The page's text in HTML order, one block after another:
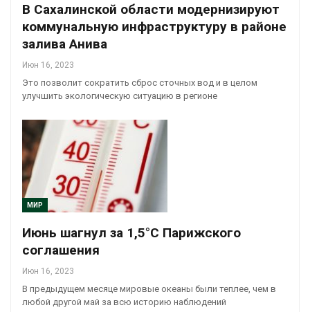
В Сахалинской области модернизируют
коммунальную инфраструктуру в районе
залива Анива
Июн 16, 2023
Это позволит сократить сброс сточных вод и в целом
улучшить экологическую ситуацию в регионе
МИР
Июнь шагнул за 1,5°C Парижского
соглашения
Июн 16, 2023
В предыдущем месяце мировые океаны были теплее, чем в
любой другой май за всю историю наблюдений